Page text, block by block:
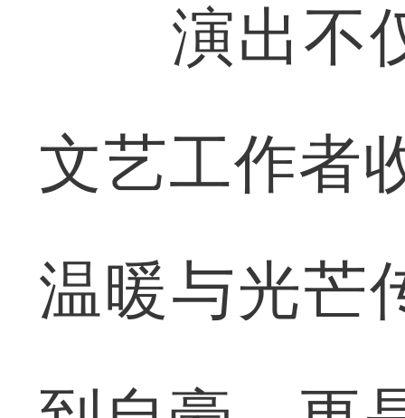
演出不仅
文艺工作者
温暖与光芒